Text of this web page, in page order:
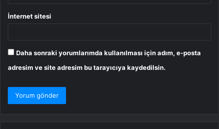
İnternet sitesi
Daha sonraki yorumlarımda kullanılması için adım, e-posta
adresim ve site adresim bu tarayıcıya kaydedilsin.